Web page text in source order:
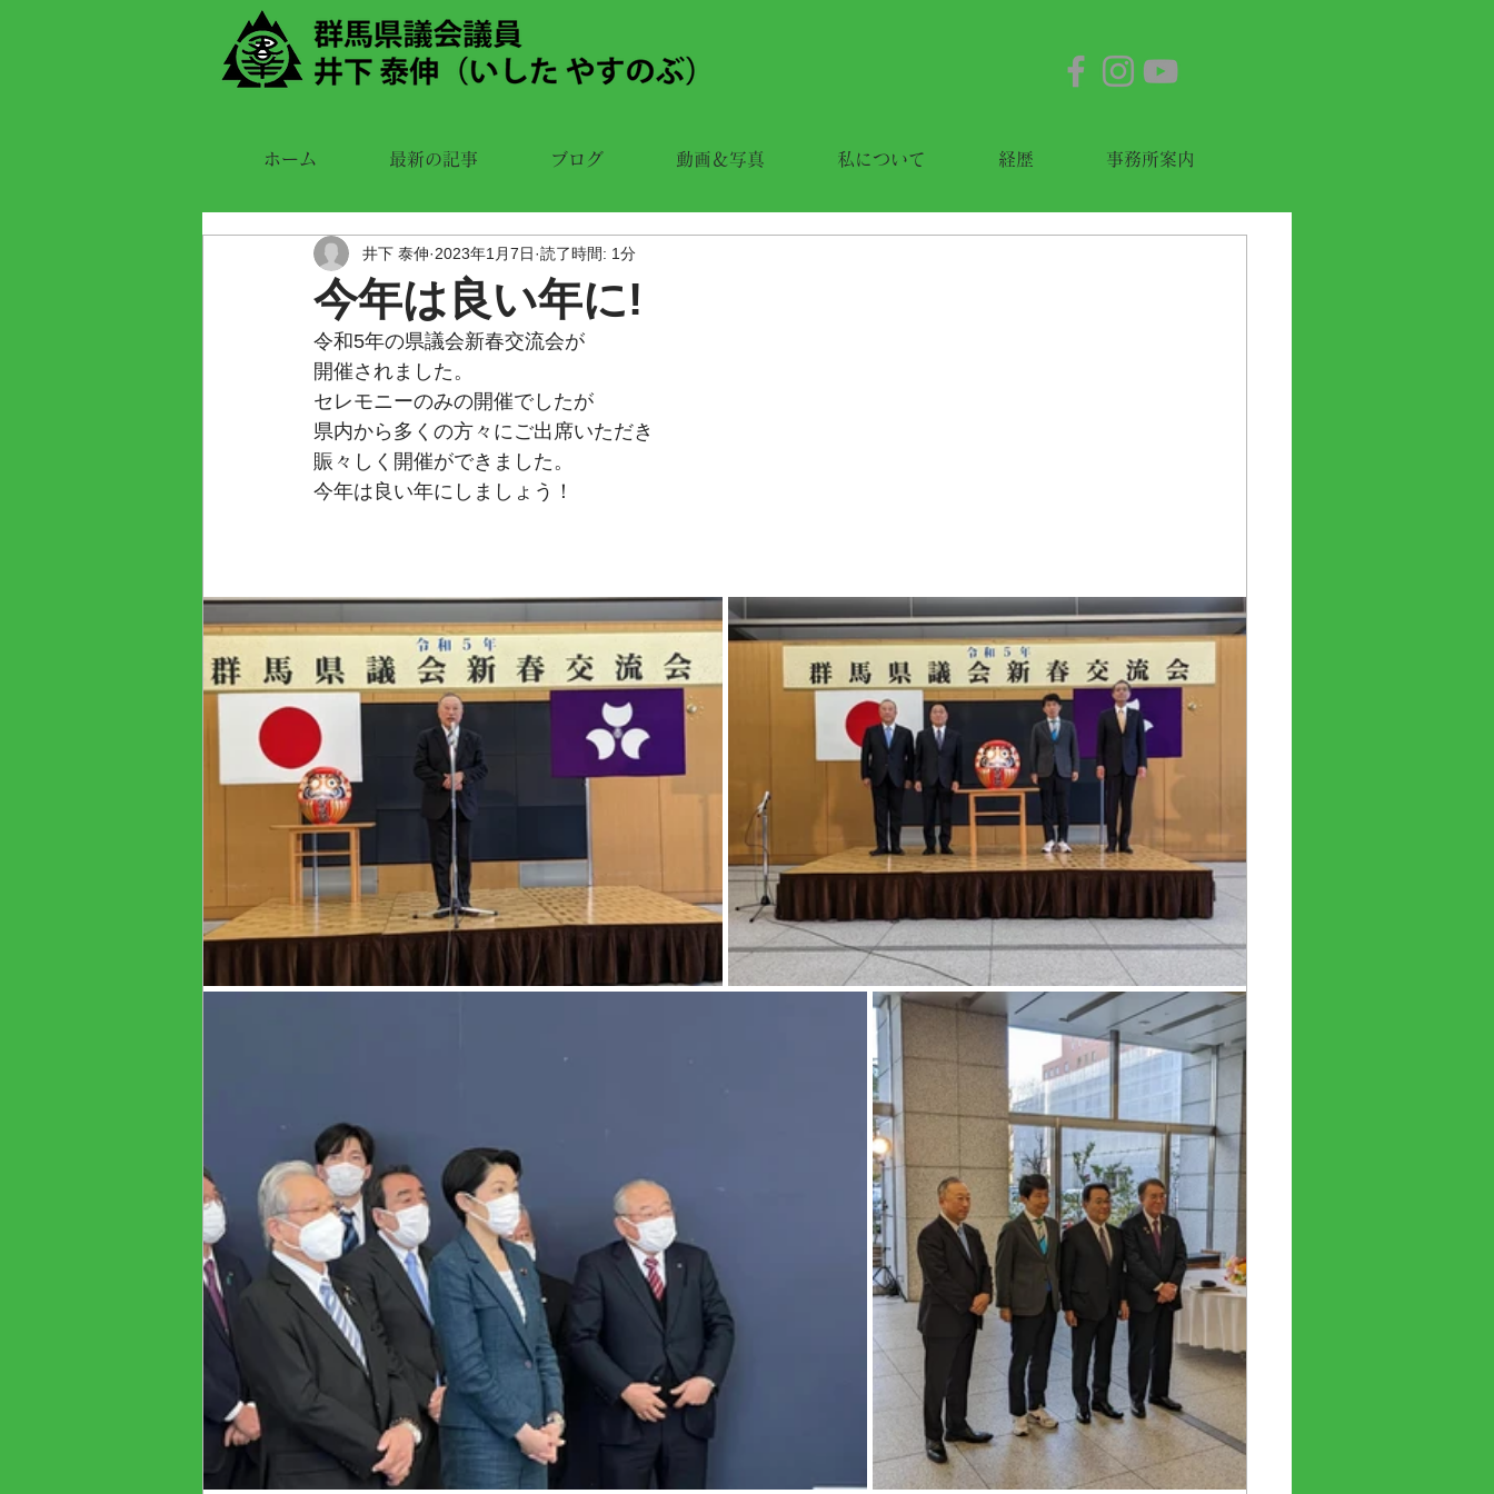
ホーム 最新の記事 ブログ 動画＆写真 私について 経歴 事務所案内
今年は良い年に!
井下 泰伸 2023年1月7日 読了時間: 1分
令和5年の県議会新春交流会が
開催されました。
セレモニーのみの開催でしたが
県内から多くの方々にご出席いただき
賑々しく開催ができました。
今年は良い年にしましょう！